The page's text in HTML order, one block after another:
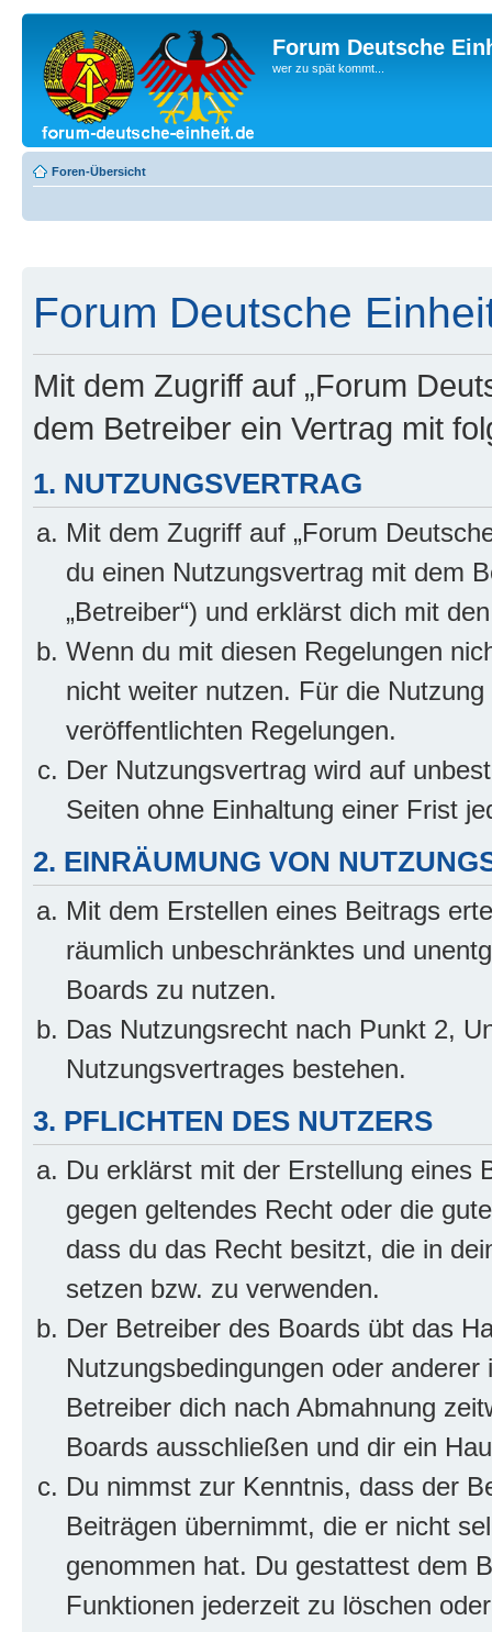
Forum Deutsche
wer zu spät kommt...
Foren-Übersicht
Forum Deutsche
Mit dem Zugriff auf „Forum
dem Betreiber ein Vertrag mit
1. NUTZUNGSVERTRAG
Mit dem Zugriff auf „Forum
du einen Nutzungsvertrag mit dem
„Betreiber“) und erklärst dich mit
Wenn du mit diesen Regelungen
nicht weiter nutzen. Für die
veröffentlichten Regelungen.
Der Nutzungsvertrag wird auf
Seiten ohne Einhaltung einer Frist
2. EINRÄUMUNG VON
Mit dem Erstellen eines Beitrags
räumlich unbeschränktes und
Boards zu nutzen.
Das Nutzungsrecht nach Punkt 2,
Nutzungsvertrages bestehen.
3. PFLICHTEN DES NUTZERS
Du erklärst mit der Erstellung eines
gegen geltendes Recht oder die
dass du das Recht besitzt, die in
setzen bzw. zu verwenden.
Der Betreiber des Boards übt das
Nutzungsbedingungen oder
Betreiber dich nach Abmahnung
Boards ausschließen und dir ein
Du nimmst zur Kenntnis, dass der
Beiträgen übernimmt, die er nicht
genommen hat. Du gestattest dem
Funktionen jederzeit zu löschen